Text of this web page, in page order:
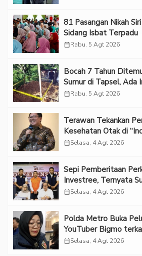
81 Pasangan Nikah
Sidang Isbat Terpadu
calendar_monthRabu, 5 Agt 2026
Bocah 7 Tahun
Sumur di Tapsel, Ada
calendar_monthRabu, 5 Agt 2026
Terawan Tekankan
Kesehatan Otak di
Forum 2026 UPN
calendar_monthSelasa, 4 Agt 2026
Sepi Pemberitaan
Investree, Ternyata
calendar_monthSelasa, 4 Agt 2026
Polda Metro Buka
YouTuber Bigmo
Eksploitasi Anak
calendar_monthSelasa, 4 Agt 2026